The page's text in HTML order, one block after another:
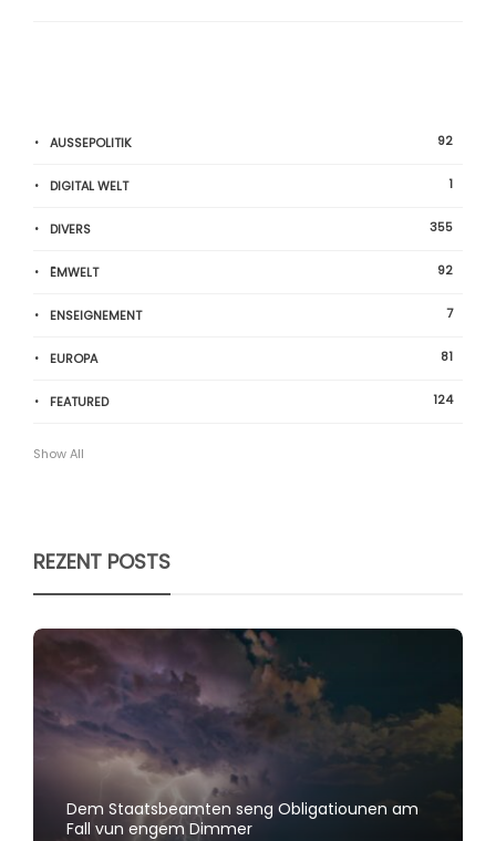
AUSSEPOLITIK 92
DIGITAL WELT 1
DIVERS 355
ËMWELT 92
ENSEIGNEMENT 7
EUROPA 81
FEATURED 124
Show All
REZENT POSTS
Dem Staatsbeamten seng Obligatiounen am
Fall vun engem Dimmer